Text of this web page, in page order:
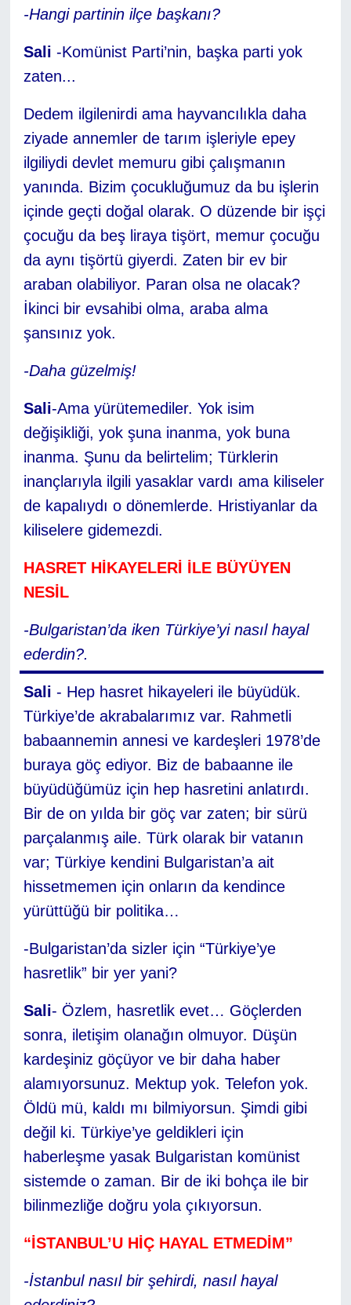
-Hangi partinin ilçe başkanı?
Sali -Komünist Parti’nin, başka parti yok
zaten...
Dedem ilgilenirdi ama hayvancılıkla daha
ziyade annemler de tarım işleriyle epey
ilgiliydi devlet memuru gibi çalışmanın
yanında. Bizim çocukluğumuz da bu işlerin
içinde geçti doğal olarak. O düzende bir işçi
çocuğu da beş liraya tişört, memur çocuğu
da aynı tişörtü giyerdi. Zaten bir ev bir
araban olabiliyor. Paran olsa ne olacak?
İkinci bir evsahibi olma, araba alma
şansınız yok.
-Daha güzelmiş!
Sali-Ama yürütemediler. Yok isim
değişikliği, yok şuna inanma, yok buna
inanma. Şunu da belirtelim; Türklerin
inançlarıyla ilgili yasaklar vardı ama kiliseler
de kapalıydı o dönemlerde. Hristiyanlar da
kiliselere gidemezdi.
HASRET HİKAYELERİ İLE BÜYÜYEN
NESİL
-Bulgaristan’da iken Türkiye’yi nasıl hayal
ederdin?.
Sali - Hep hasret hikayeleri ile büyüdük.
Türkiye’de akrabalarımız var. Rahmetli
babaannemin annesi ve kardeşleri 1978’de
buraya göç ediyor. Biz de babaanne ile
büyüdüğümüz için hep hasretini anlatırdı.
Bir de on yılda bir göç var zaten; bir sürü
parçalanmış aile. Türk olarak bir vatanın
var; Türkiye kendini Bulgaristan’a ait
hissetmemen için onların da kendince
yürüttüğü bir politika…
-Bulgaristan’da sizler için “Türkiye’ye
hasretlik” bir yer yani?
Sali- Özlem, hasretlik evet… Göçlerden
sonra, iletişim olanağın olmuyor. Düşün
kardeşiniz göçüyor ve bir daha haber
alamıyorsunuz. Mektup yok. Telefon yok.
Öldü mü, kaldı mı bilmiyorsun. Şimdi gibi
değil ki. Türkiye’ye geldikleri için
haberleşme yasak Bulgaristan komünist
sistemde o zaman. Bir de iki bohça ile bir
bilinmezliğe doğru yola çıkıyorsun.
“İSTANBUL’U HİÇ HAYAL ETMEDİM”
-İstanbul nasıl bir şehirdi, nasıl hayal